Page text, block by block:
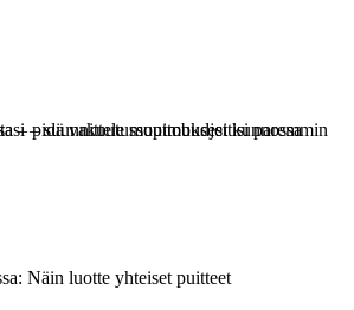
– suunnittele muuttobudjettisi paremmin
Näin luotte yhteiset puitteet
– pidä vakuutussopimuksesi kunnossa